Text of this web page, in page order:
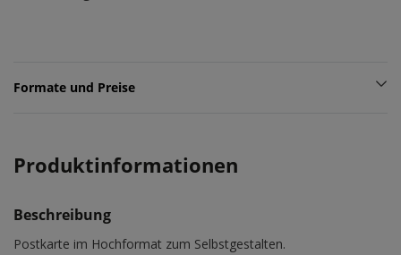
Formate und Preise
Produktinformationen
Beschreibung
Postkarte im Hochformat zum Selbstgestalten.